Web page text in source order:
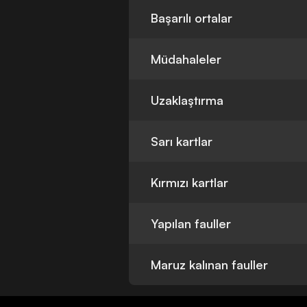
Başarılı ortalar
Müdahaleler
Uzaklaştırma
Sarı kartlar
Kırmızı kartlar
Yapılan fauller
Maruz kalınan fauller